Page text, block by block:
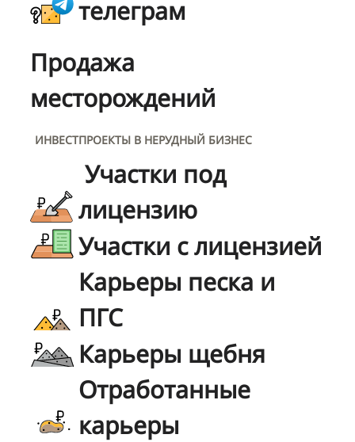
телеграм
Продажа
месторождений
ИНВЕСТПРОЕКТЫ В НЕРУДНЫЙ БИЗНЕС
Участки под
лицензию
Участки с лицензией
Карьеры песка и
ПГС
Карьеры щебня
Отработанные
карьеры